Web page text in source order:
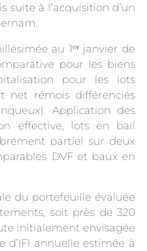
suite à l’acquisition d’un
au 1ᵉʳ janvier de
pour les biens
pour les lots
net rémois différenciés
Application des
effective, lots en bail
partiel sur deux
DVF et baux en
du portefeuille évaluée
soit près de 320
initialement envisagée
d’IFI annuelle estimée à